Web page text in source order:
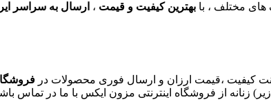
مختلف ، با بهترین کیفیت و قیمت ، ارسال به سراسر
کیفیت ،قیمت ارزان و ارسال فوری محصولات در
از فروشگاه اینترنتی مزون ایکس با ما در تماس